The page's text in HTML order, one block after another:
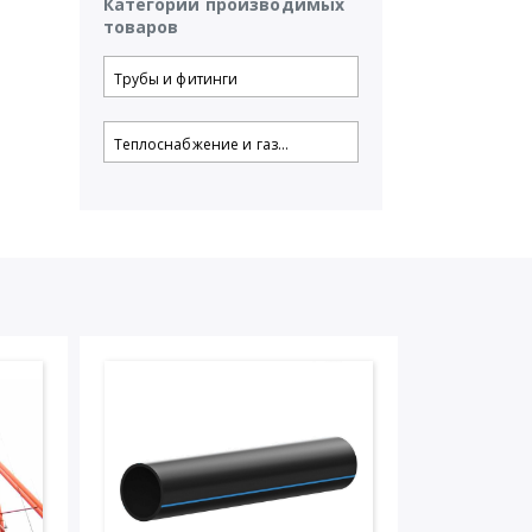
товаров
Трубы и фитинги
Теплоснабжение и газ...